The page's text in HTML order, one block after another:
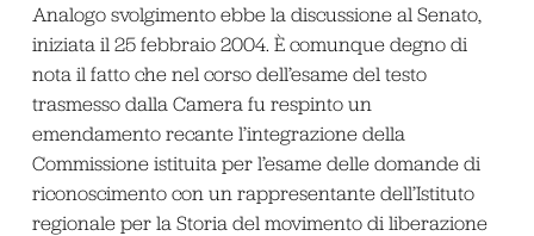
Analogo svolgimento ebbe la discussione al Senato,
iniziata il 25 febbraio 2004. È comunque degno di
nota il fatto che nel corso dell’esame del testo
trasmesso dalla Camera fu respinto un
emendamento recante l’integrazione della
Commissione istituita per l’esame delle domande di
riconoscimento con un rappresentante dell’Istituto
regionale per la Storia del movimento di liberazione